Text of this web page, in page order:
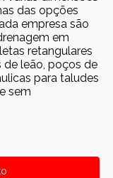
das opções
empresa são
em
retangulares
leão, poços de
para taludes
sem